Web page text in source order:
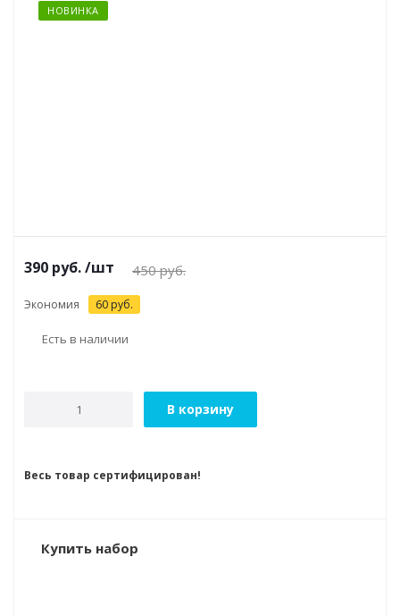
НОВИНКА
390 руб./шт 450руб.
Экономия 60 руб.
Есть в наличии
В корзину
Весь товар сертифицирован!
Купить набор